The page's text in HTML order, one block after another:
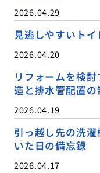
2026.04.29
見逃しやすいト
2026.04.20
リフォームを検
造と排水管配置の
2026.04.19
引っ越し先の洗
いた日の備忘録
2026.04.17